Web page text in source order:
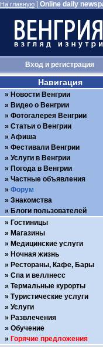
На главную Online daily
Входи регистрация
Навигация
Новости Венгрии
Видео о Венгрии
Фотогалерея Венгрии
Статьи о Венгрии
Афиша
Фестивали Венгрии
Услуги в Венгрии
Погода в Венгрии
Частные объявления
Форум
Знакомства
Блоги пользователей
Гостиницы
Магазины
Медицинские услуги
Ночная жизнь
Рестораны, Кафе, Бары
Спа и веллнесс
Термальные курорты
Туристические услуги
Услуги
Развлечения
Обучение
Горячие предложения